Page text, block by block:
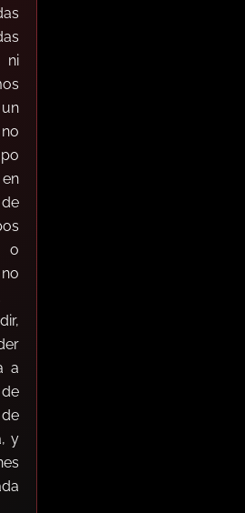
ni
o
a
y